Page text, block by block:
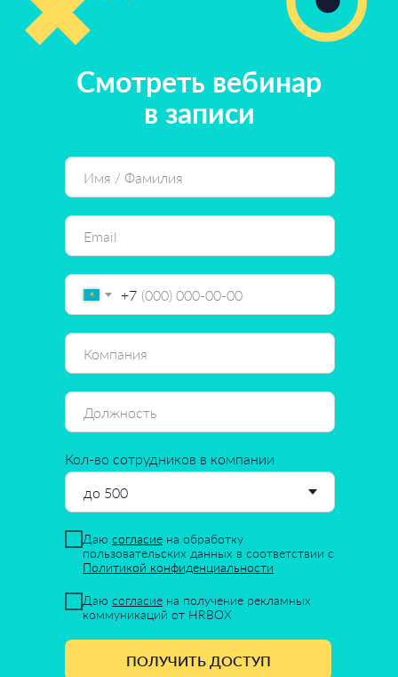
+7
Кол-во сотрудников в компании
Даю согласие на обработку
пользовательских данных в соответствии с
Политикой конфиденциальности
Даю согласие на получение рекламных
коммуникаций от HRBOX
ПОЛУЧИТЬ ДОСТУП
Смотреть вебинар
в записи